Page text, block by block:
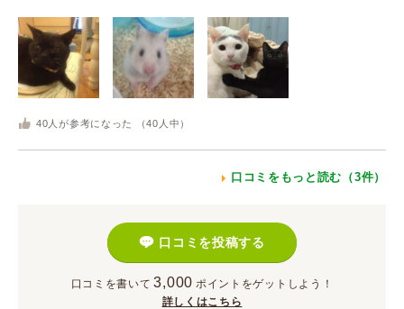
40 人が参考になった （40 人中）
口コミをもっと読む（3件）
口コミを投稿する
口コミを書いて 3,000 ポイント をゲットしよう！
詳しくはこちら